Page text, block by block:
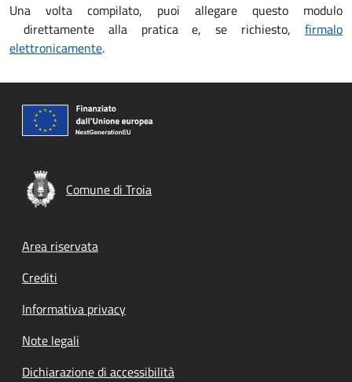
Una volta compilato, puoi allegare questo modulo
direttamente alla pratica e, se richiesto, firmalo
elettronicamente.
Comune di Troia
Footer menu
Area riservata
Crediti
Informativa privacy
Note legali
Dichiarazione di accessibilità